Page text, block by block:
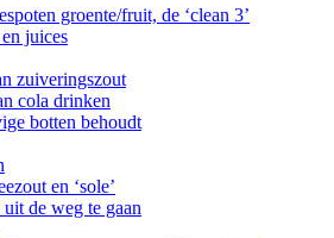
groente/fruit, de ‘clean 3’
juices
zuiveringszout
cola drinken
botten behoudt
en ‘sole’
de weg te gaan